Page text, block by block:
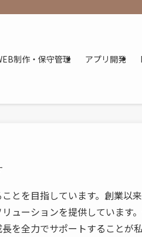
制作・保守管理 アプリ開発
とを目指しています。創業以
ューションを提供しています
を全力でサポートすることが